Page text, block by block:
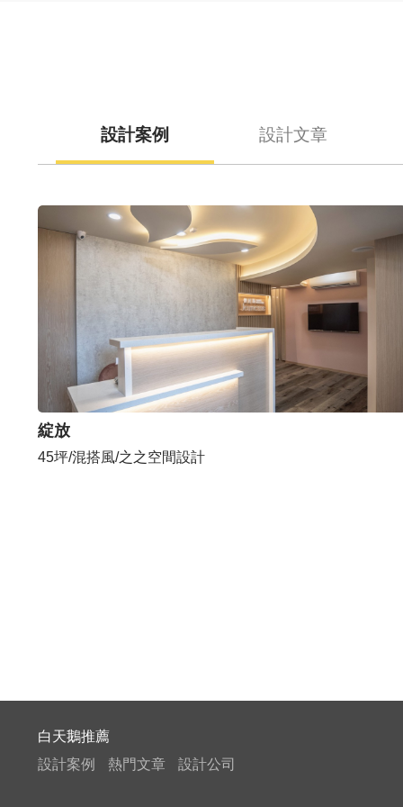
設計案例 設計文章
綻放
45坪/混搭風/之之空間設計
白天鵝推薦
設計案例
熱門文章 設計公司